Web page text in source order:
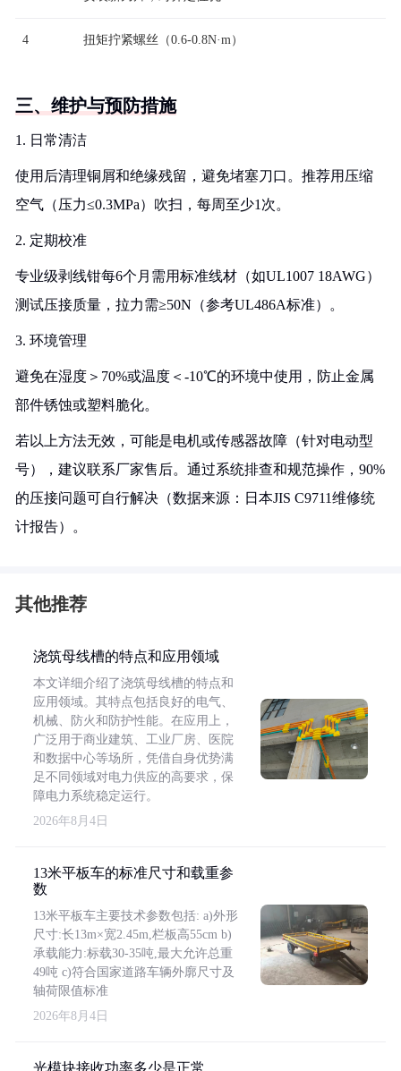
4 扭矩拧紧螺丝（0.6-0.8N·m）
三、维护与预防措施
1. 日常清洁
使用后清理铜屑和绝缘残留，避免堵塞刀口。推荐用压缩
空气（压力≤0.3MPa）吹扫，每周至少1次。
2. 定期校准
专业级剥线钳每6个月需用标准线材（如UL1007 18AWG）
测试压接质量，拉力需≥50N（参考UL486A标准）。
3. 环境管理
避免在湿度＞70%或温度＜-10℃的环境中使用，防止金属
部件锈蚀或塑料脆化。
若以上方法无效，可能是电机或传感器故障（针对电动型
号），建议联系厂家售后。通过系统排查和规范操作，90%
的压接问题可自行解决（数据来源：日本JIS C9711维修统
计报告）。
其他推荐
浇筑母线槽的特点和应用领域
本文详细介绍了浇筑母线槽的特点和
应用领域。其特点包括良好的电气、
机械、防火和防护性能。在应用上，
广泛用于商业建筑、工业厂房、医院
和数据中心等场所，凭借自身优势满
足不同领域对电力供应的高要求，保
障电力系统稳定运行。
2026年8月4日
13米平板车的标准尺寸和载重参
数
13米平板车主要技术参数包括: a)外形
尺寸:长13m×宽2.45m,栏板高55cm b)
承载能力:标载30-35吨,最大允许总重
49吨 c)符合国家道路车辆外廓尺寸及
轴荷限值标准
2026年8月4日
光模块接收功率多少是正常